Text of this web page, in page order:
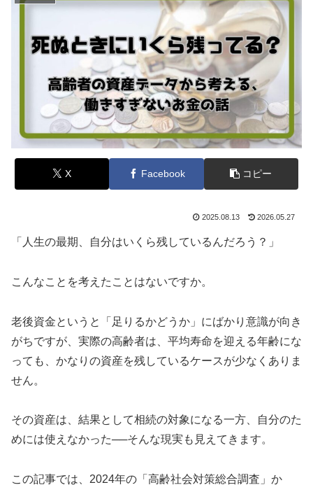
X Facebook コピー
2025.08.13 2026.05.27
「人生の最期、自分はいくら残しているんだろう？」
こんなことを考えたことはないですか。
老後資金というと「足りるかどうか」にばかり意識が向き
がちですが、実際の高齢者は、平均寿命を迎える年齢にな
っても、かなりの資産を残しているケースが少なくありま
せん。
その資産は、結果として相続の対象になる一方、自分のた
めには使えなかった──そんな現実も見えてきます。
この記事では、2024年の「高齢社会対策総合調査」か